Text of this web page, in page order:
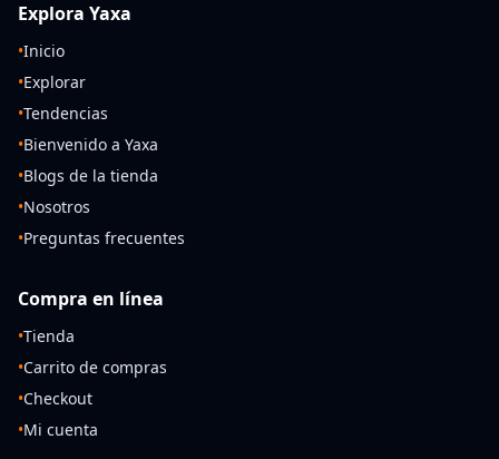
Explora Yaxa
•Inicio
•Explorar
•Tendencias
•Bienvenido a Yaxa
•Blogs de la tienda
•Nosotros
•Preguntas frecuentes
Compra en línea
•Tienda
•Carrito de compras
•Checkout
•Mi cuenta